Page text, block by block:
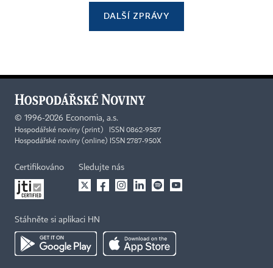
DALŠÍ ZPRÁVY
© 1996-2026 Economia, a.s.
Hospodářské noviny (print) ISSN 0862-9587
Hospodářské noviny (online) ISSN 2787-950X
Certifikováno Sledujte nás
Stáhněte si aplikaci HN